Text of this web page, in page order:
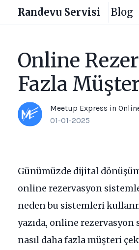
Randevu Servisi Blog
Online
Fazla
Meetup Express in
01-01-2025
Günümüzde dijital
online rezervasyon
neden bu sistemleri
yazıda, online
nasıl daha fazla müşteri